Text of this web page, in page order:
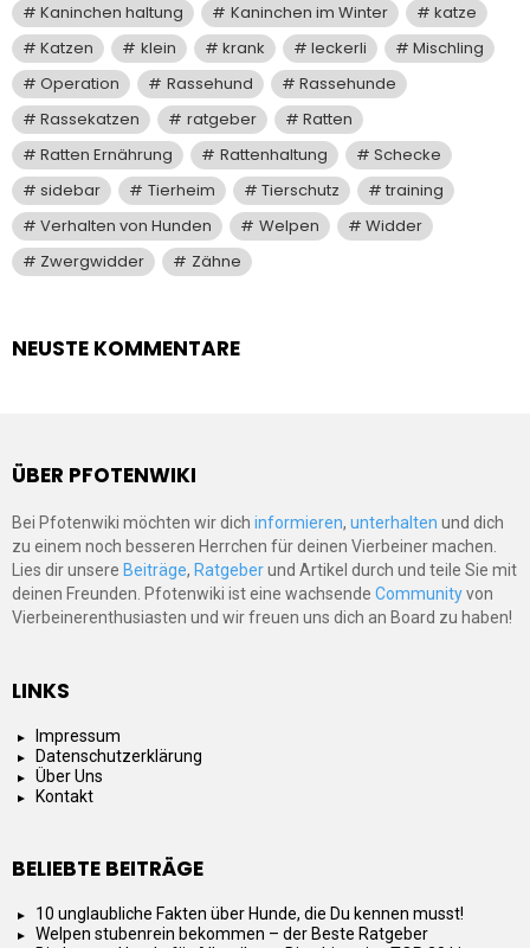
Kaninchen haltung
Kaninchen im Winter
katze
Katzen
klein krank leckerli
Mischling
Operation
Rassehund
Rassehunde
Rassekatzen
ratgeber
Ratten
Ratten Ernährung
Rattenhaltung
Schecke
sidebar
Tierheim Tierschutz
training
Verhalten von Hunden
Welpen
Widder
Zwergwidder
Zähne
NEUSTE KOMMENTARE
ÜBER PFOTENWIKI
Bei Pfotenwiki möchten wir dich informieren, unterhalten und dich
zu einem noch besseren Herrchen für deinen Vierbeiner machen.
Lies dir unsere Beiträge, Ratgeberund Artikel durch und teile Sie mit
deinen Freunden. Pfotenwiki ist eine wachsende Communityvon
Vierbeinerenthusiasten und wir freuen uns dich an Board zu haben!
LINKS
Impressum
Datenschutzerklärung
Über Uns
Kontakt
BELIEBTE BEITRÄGE
10 unglaubliche Fakten über Hunde, die Du kennen musst!
Welpen stubenrein bekommen – der Beste Ratgeber